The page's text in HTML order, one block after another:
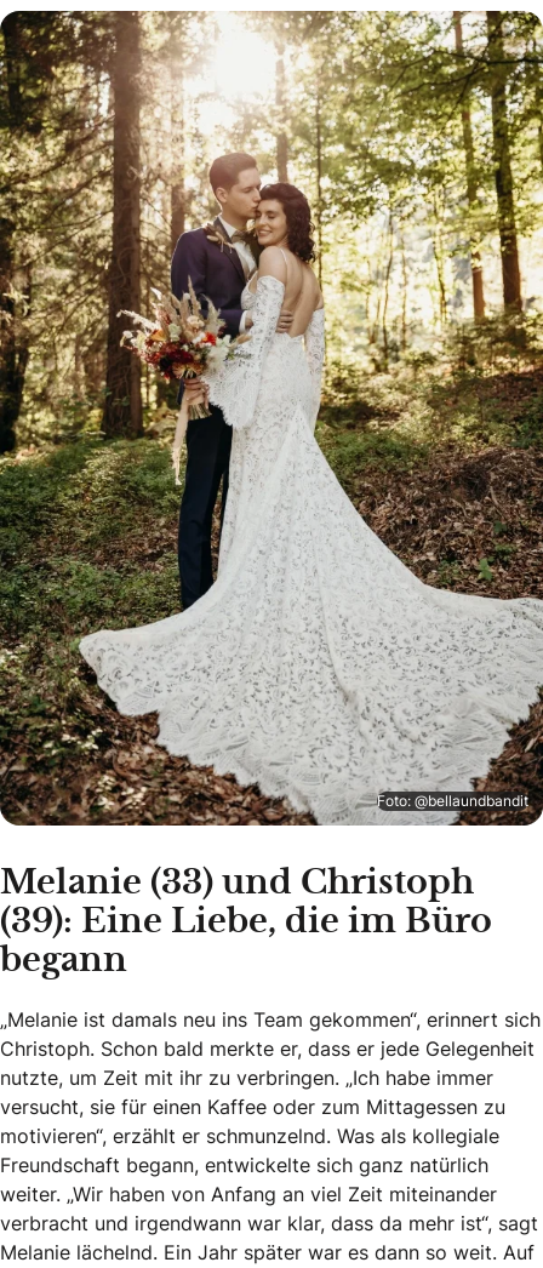
Foto: @bellaundbandit
Melanie (33) und Christoph
(39): Eine Liebe, die im Büro
begann
„Melanie ist damals neu ins Team gekommen“, erinnert sich
Christoph. Schon bald merkte er, dass er jede Gelegenheit
nutzte, um Zeit mit ihr zu verbringen. „Ich habe immer
versucht, sie für einen Kaffee oder zum Mittagessen zu
motivieren“, erzählt er schmunzelnd. Was als kollegiale
Freundschaft begann, entwickelte sich ganz natürlich
weiter. „Wir haben von Anfang an viel Zeit miteinander
verbracht und irgendwann war klar, dass da mehr ist“, sagt
Melanie lächelnd. Ein Jahr später war es dann so weit. Auf